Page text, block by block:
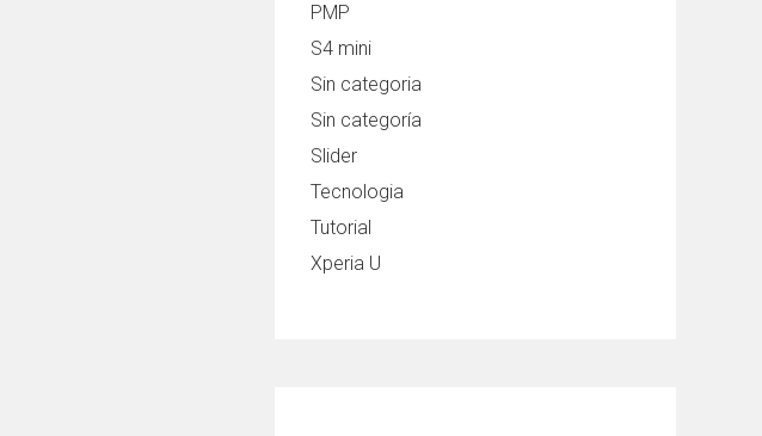
PMP
S4 mini
Sin categoria
Sin categoría
Slider
Tecnologia
Tutorial
Xperia U